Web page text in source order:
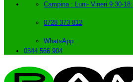
Campina : Luni- Vineri 9:30-
0728 373 812
WhatsApp
0344 566 904